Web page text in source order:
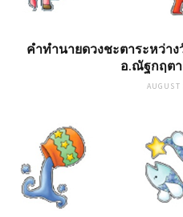
คำทำนายดวงชะตาระหว่าง
อ.ณัฐกฤต